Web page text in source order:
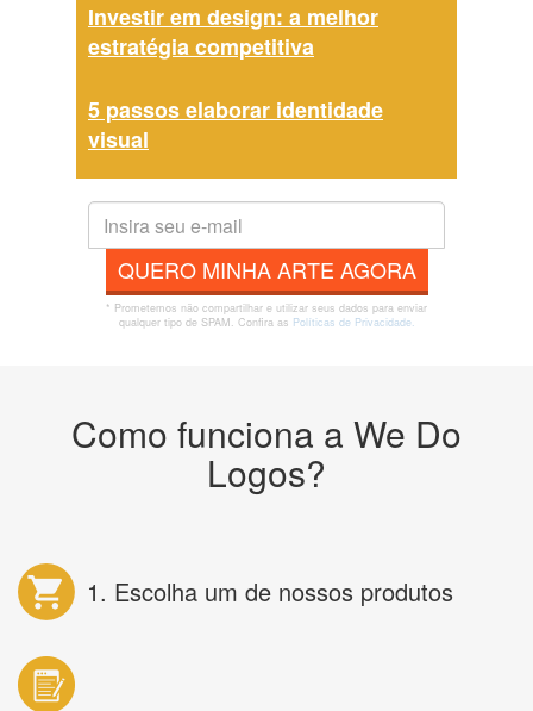
Investir em design: a melhor
estratégia competitiva
5 passos elaborar identidade
visual
QUERO MINHA ARTE AGORA
* Prometemos não compartilhar e utilizar seus dados para enviar
qualquer tipo de SPAM. Confira as Políticas de Privacidade.
Como funciona a We Do
Logos?
1. Escolha um de nossos produtos